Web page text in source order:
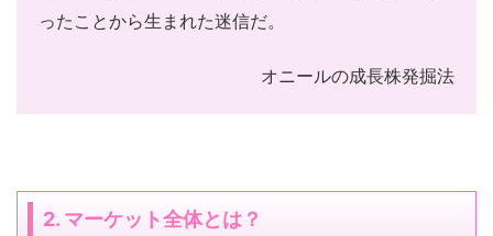
ったことから生まれた迷信だ。
オニールの成長株発掘法
2. マーケット全体とは？